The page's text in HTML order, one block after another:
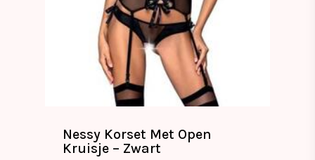
Nessy Korset Met Open
Kruisje – Zwart